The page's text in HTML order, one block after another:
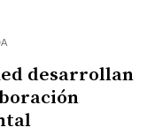
desarrollan